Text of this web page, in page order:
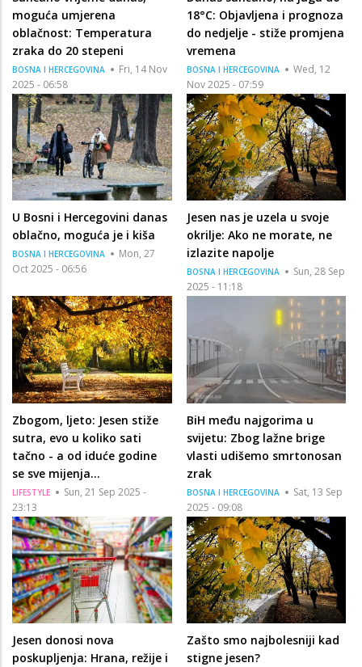
moguća umjerena
oblačnost: Temperatura
zraka do 20 stepeni
BOSNA I HERCEGOVINA
Fri, 14 Nov
2025 - 06:58
18°C: Objavljena i prognoza
do nedjelje - stiže promjena
vremena
BOSNA I HERCEGOVINA
Wed, 12
Nov 2025 - 07:59
U Bosni i Hercegovini danas
oblačno, moguća je i kiša
BOSNA I HERCEGOVINA
Mon, 27
Oct 2025 - 06:56
Jesen nas je uzela u svoje
okrilje: Ako ne morate, ne
izlazite napolje
BOSNA I HERCEGOVINA
Sun, 28 Sep
2025 - 11:18
Zbogom, ljeto: Jesen stiže
sutra, evo u koliko sati
tačno - a od iduće godine
se sve mijenja...
LIFESTYLE
Sun, 21 Sep 2025 -
23:13
BiH među najgorima u
svijetu: Zbog lažne brige
vlasti udišemo smrtonosan
zrak
BOSNA I HERCEGOVINA
Sat, 13 Sep
2025 - 09:08
Jesen donosi nova
poskupljenja: Hrana, režije i
Zašto smo najbolesniji kad
stigne jesen?